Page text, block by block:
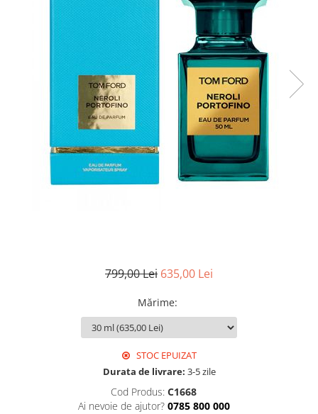
799,00 Lei 635,00 Lei
Mărime:
STOC EPUIZAT
Durata de livrare: 3-5 zile
Cod Produs: C1668
Ai nevoie de ajutor? 0785 800 000